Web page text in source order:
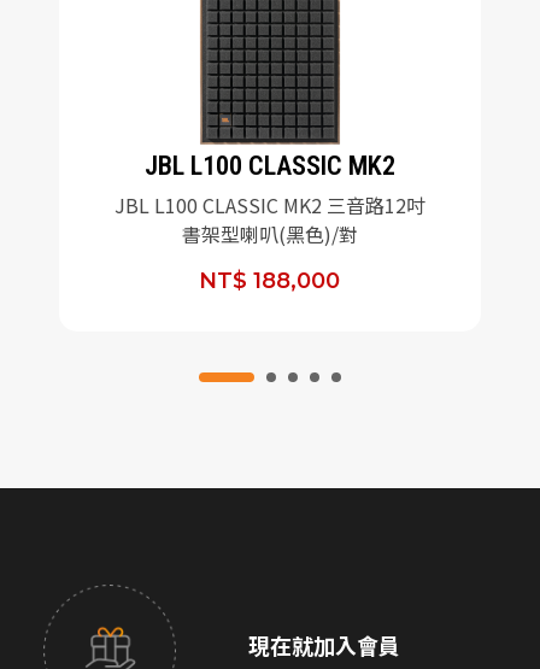
JBL L100 CLASSIC MK2
JBL L100 CLASSIC MK2 三音路12吋
書架型喇叭(黑色)/對
NT$ 188,000
現在就加入會員